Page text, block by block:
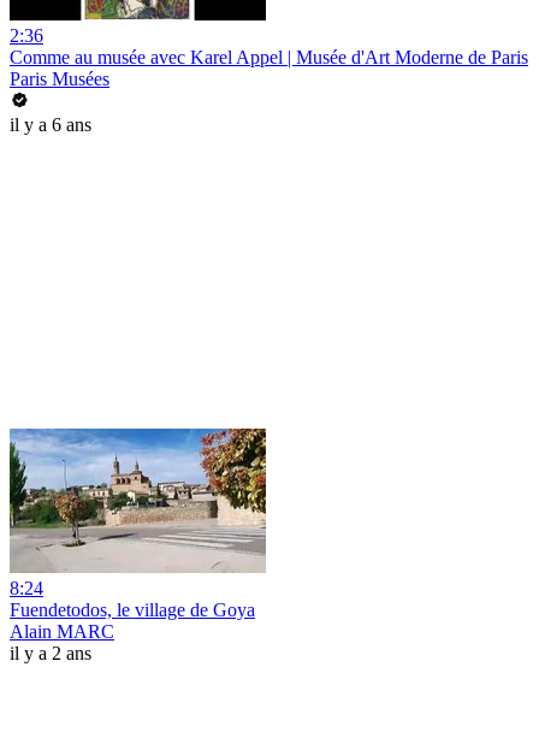
2:36
Comme au musée avec Karel Appel | Musée d'Art Moderne de Paris
Paris Musées
il y a 6 ans
8:24
Fuendetodos, le village de Goya
Alain MARC
il y a 2 ans